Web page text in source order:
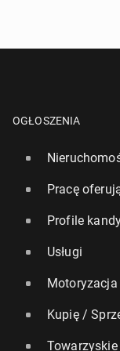
Kiedyś
Por­tu­ga­lia: Na
OGŁOSZENIA
Pracę
Profile
Usługi
Motoryzacja
Kupię /
Towarzyskie